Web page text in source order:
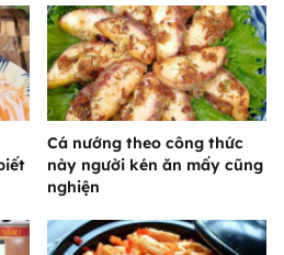
Cá nướng theo công thức
này người kén ăn mấy cũng
nghiện